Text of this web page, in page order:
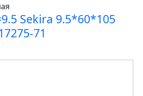
Sekira 9.5*60*105
71